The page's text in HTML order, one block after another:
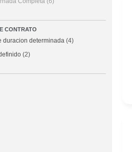
CONTRATO
duracion determinada (4)
(2)